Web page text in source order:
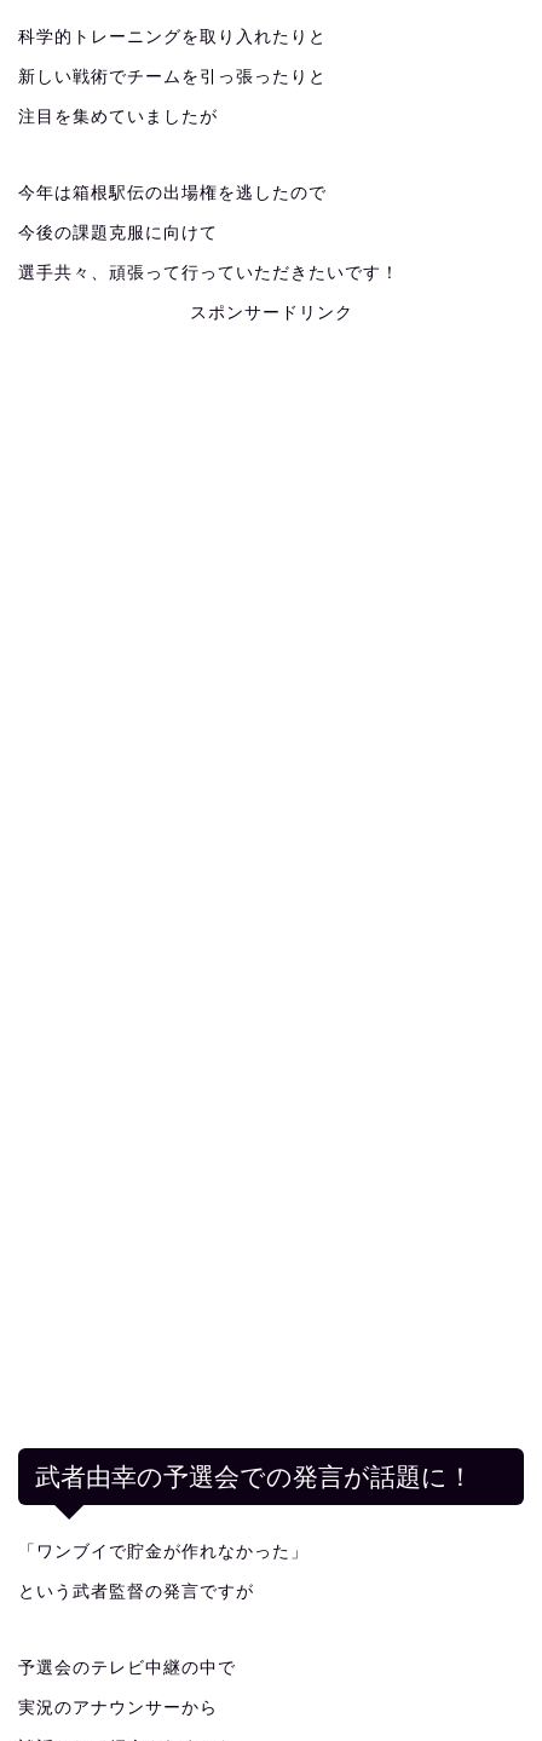
科学的トレーニングを取り入れたりと
新しい戦術でチームを引っ張ったりと
注目を集めていましたが
今年は箱根駅伝の出場権を逃したので
今後の課題克服に向けて
選手共々、頑張って行っていただきたいです！
スポンサードリンク
武者由幸の予選会での発言が話題に！
「ワンブイで貯金が作れなかった」
という武者監督の発言ですが
予選会のテレビ中継の中で
実況のアナウンサーから